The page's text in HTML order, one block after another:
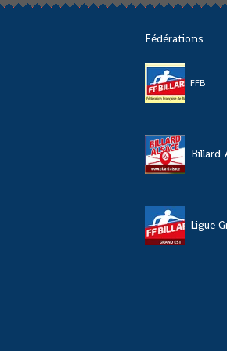
Fédérations
FFB
Billard
Ligue